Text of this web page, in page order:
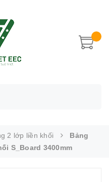
2 lớp liền khối
Bảng
S_Board 3400mm